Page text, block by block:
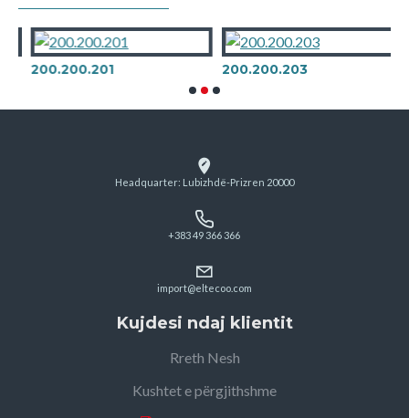
200.200.201 200.200.203
Headquarter: Lubizhdë-Prizren 20000
+383 49 366 366
import@eltecoo.com
Kujdesi ndaj klientit
Rreth Nesh
Kushtet e përgjithshme